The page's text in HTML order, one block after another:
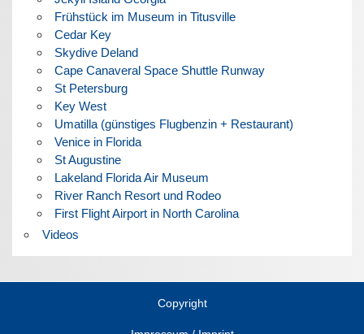
Frühstück im Museum in Titusville
Cedar Key
Skydive Deland
Cape Canaveral Space Shuttle Runway
St Petersburg
Key West
Umatilla (günstiges Flugbenzin + Restaurant)
Venice in Florida
St Augustine
Lakeland Florida Air Museum
River Ranch Resort und Rodeo
First Flight Airport in North Carolina
Videos
Copyright